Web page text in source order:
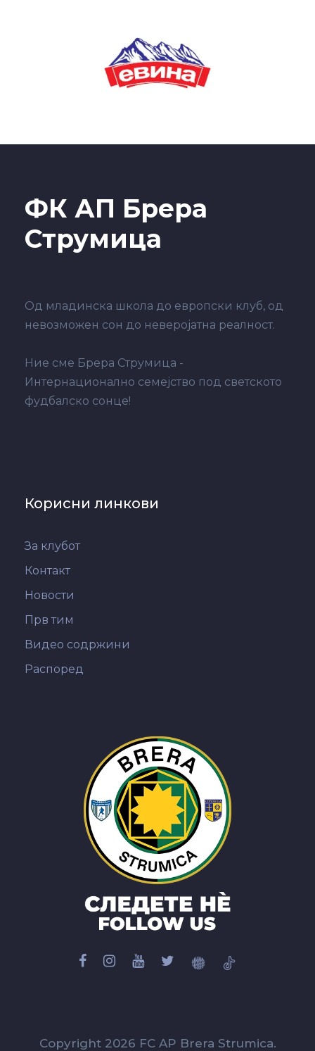
ФК АП Брера
Струмица
Од младинска школа до европски клуб, од
невозможен сон до неверојатна реалност.
Ние сме Брера Струмица -
Интернационално семејство под светското
фудбалско сонце!
Корисни линкови
За клубот
Контакт
Новости
Прв тим
Видео содржини
Распоред
Copyright 2026 FC AP Brera Strumica.